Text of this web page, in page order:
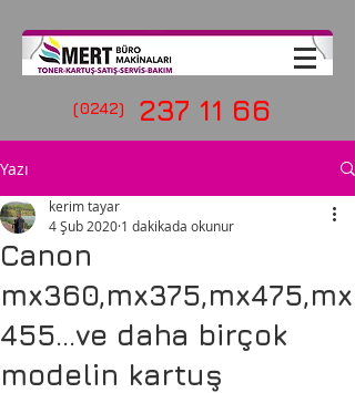
237 11 66
(0242)
Yazı
Canon
mx360,mx375,mx475,mx
455...ve daha birçok
modelin kartuş
kerim tayar
4 Şub 2020 1 dakikada okunur